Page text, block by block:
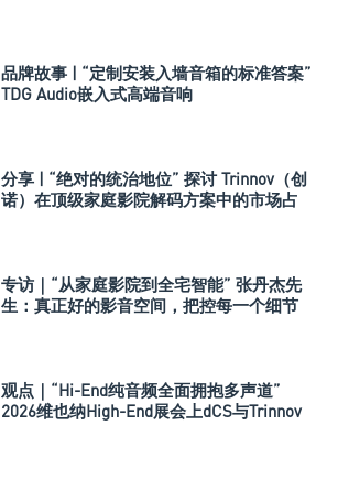
品牌故事 | “定制安装入墙音箱的标准答案”
TDG Audio嵌入式高端音响
分享 | “绝对的统治地位” 探讨 Trinnov（创
诺）在顶级家庭影院解码方案中的市场占
专访｜“从家庭影院到全宅智能” 张丹杰先
生：真正好的影音空间，把控每一个细节
观点｜“Hi-End纯音频全面拥抱多声道”
2026维也纳High-End展会上dCS与Trinnov